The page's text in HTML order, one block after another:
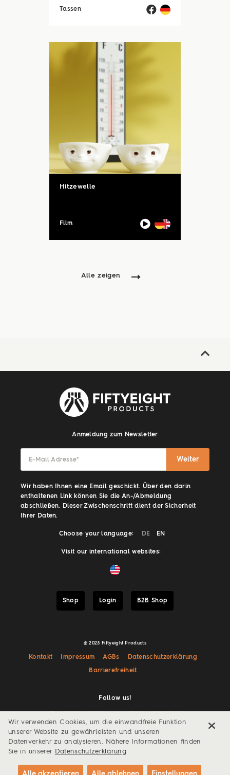
einzelne Sonnenstunde! 😎☀️
Aktion mit vielen ...
Tassen
Hitzewelle
Film
Alle zeigen
Anmeldung zum Newsletter
E-Mail Adresse* Weiter
Wir haben Ihnen eine Email geschickt. Über den darin
enthaltenen Link können Sie die An-/Abmeldung
abschließen. Dieser Zwischenschritt dient der Sicherheit
Ihrer Daten.
Choose your language: DE EN
Visit our international websites:
Shop Login B2B Shop
@ 2023 Fiftyeight Products
Kontakt Impressum AGBs Datenschutzerklärung
Barrierefreiheit
Follow us!
Wir verwenden Cookies, um die einwandfreie Funktion
unserer Website zu gewährleisten und unseren
Datenverkehr zu analysieren. Nähere Informationen finden
Sie in unserer Datenschutzerklärung